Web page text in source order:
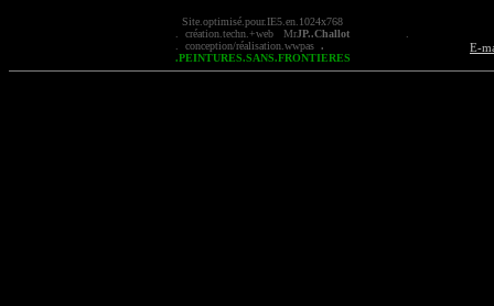
Site.optimisé.pour.IE5.en.1024x768
. création.techn.+web MrJP..Challot
.
. conception/réalisation.wwpas .
.PEINTURES.SANS.FRONTIERES
E-